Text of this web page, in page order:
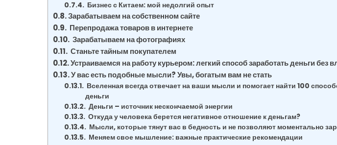
Бизнес с Китаем: мой недолгий опыт
Зарабатываем на собственном сайте
Перепродажа товаров в интернете
Зарабатываем на фотографиях
Станьте тайным покупателем
Устраиваемся на работу курьером: легкий способ заработать деньги без
У вас есть подобные мысли? Увы, богатым вам не стать
Вселенная всегда отвечает на ваши мысли и помогает найти 100
деньги
Деньги – источник нескончаемой энергии
Откуда у человека берется негативное отношение к деньгам?
Мысли, которые тянут вас в бедность и не позволяют моментально
Меняем свое мышление: важные практические рекомендации